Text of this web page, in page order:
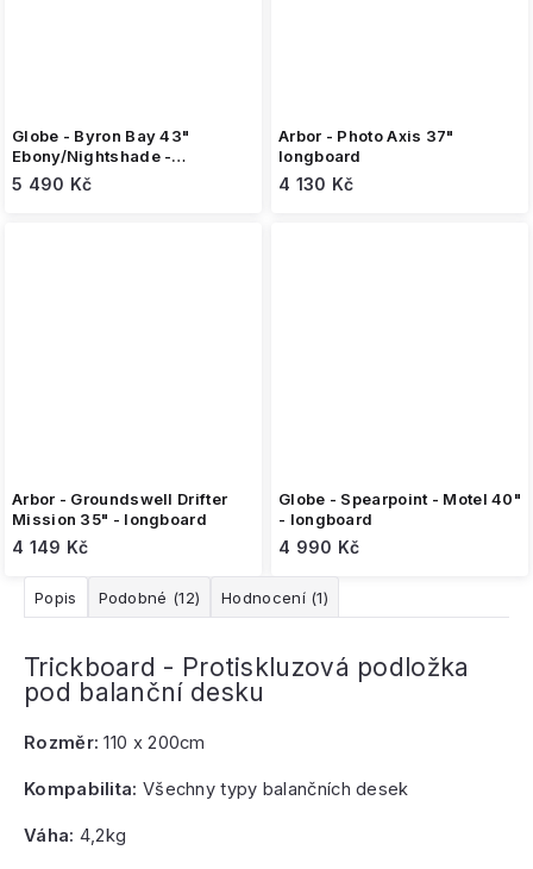
Globe - Byron Bay 43"
Ebony/Nightshade -
longboard
5 490 Kč
Arbor - Photo Axis 37"
longboard
4 130 Kč
Arbor - Groundswell Drifter
Mission 35" - longboard
4 149 Kč
Globe - Spearpoint - Motel 40"
- longboard
4 990 Kč
Popis Podobné (12) Hodnocení (1)
Trickboard - Protiskluzová podložka
pod balanční desku
Rozměr:110 x 200cm
Kompabilita: Všechny typy balančních desek
Váha: 4,2kg